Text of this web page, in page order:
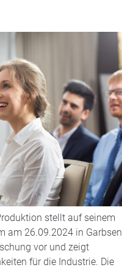
stellt auf seinem
am 26.09.2024 in Garbsen
vor und zeigt
für die Industrie. Die